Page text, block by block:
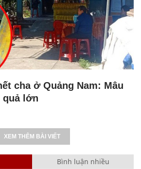
cha ở Quảng Nam: Mâu
quả lớn
XEM THÊM BÀI VIẾT
Bình luận nhiều